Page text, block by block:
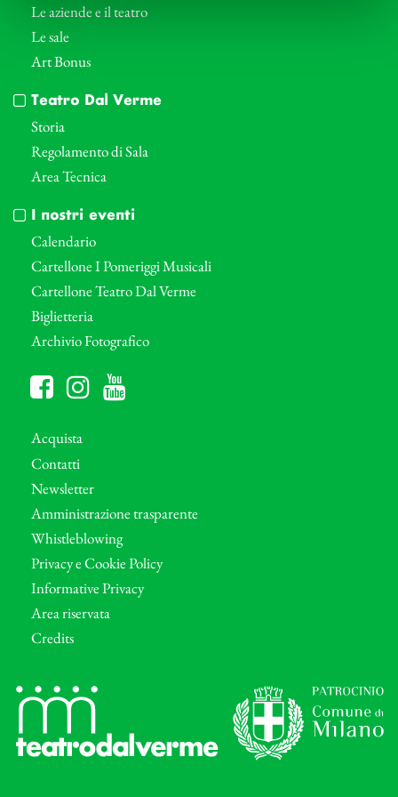
Le aziende e il teatro
Le sale
Art Bonus
Teatro Dal Verme
Storia
Regolamento di Sala
Area Tecnica
I nostri eventi
Calendario
Cartellone I Pomeriggi Musicali
Cartellone Teatro Dal Verme
Biglietteria
Archivio Fotografico
Acquista
Contatti
Newsletter
Amministrazione trasparente
Whistleblowing
Privacy e Cookie Policy
Informative Privacy
Area riservata
Credits